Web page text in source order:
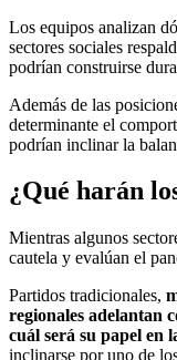
Los equipos analizan
sectores sociales
podrían construirse
Además de las
determinante el
podrían inclinar la
¿Qué harán
Mientras algunos
cautela y evalúan el
Partidos tradicionales,
regionales adelantan
cuál será su papel en
inclinarse por uno de